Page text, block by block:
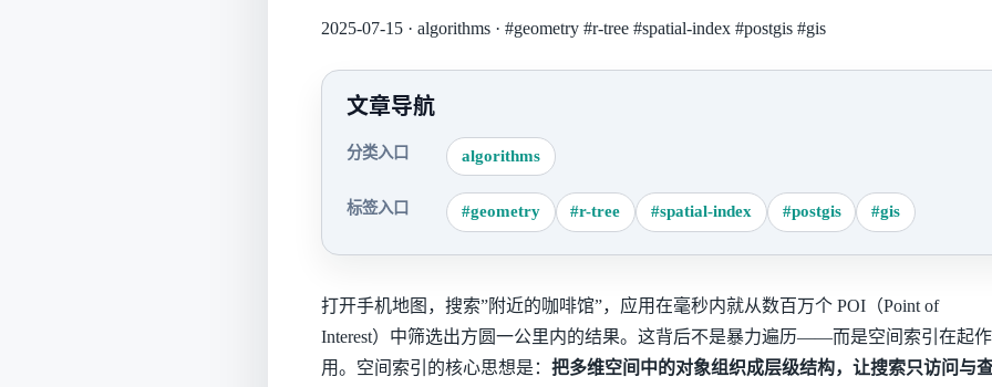
2025-07-15 · algorithms · #geometry #r-tree #spatial-index #postgis #gis
文章导航
分类入口 algorithms
标签入口 #geometry #r-tree #spatial-index #postgis #gis
打开手机地图，搜索”附近的咖啡馆”，应用在毫秒内就从数百万个 POI（Point of
Interest）中筛选出方圆一公里内的结果。这背后不是暴力遍历——而是空间索引在起作
用。空间索引的核心思想是： 把多维空间中的对象组织成层级结构，让搜索只访问与